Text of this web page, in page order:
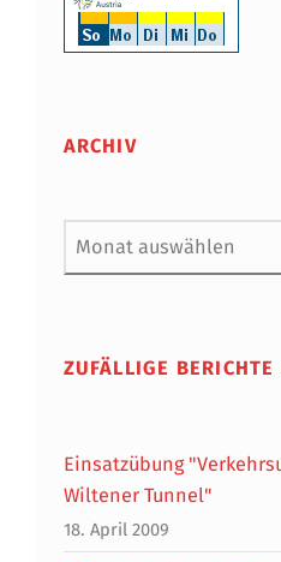
ARCHIV
Archiv
ZUFÄLLIGE
Einsatzübung
Wiltener Tunnel"
18. April 2009